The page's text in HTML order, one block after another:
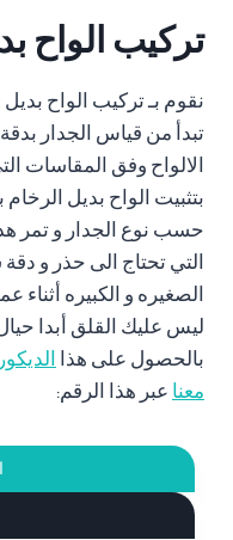
تركيب الواح
نقوم بـ تركيب الواح
تبدأ من قياس الجدار
الالواح وفق المقاسات
بتثبيت الواح بديل
حسب نوع الجدار و تمر
التي تحتاج الى حذر و
الصغيره و الكبيره أثناء
ليس عليك القلق أبدا
بالحصول على هذا
الديكور
معنا عبر هذا الرقم: